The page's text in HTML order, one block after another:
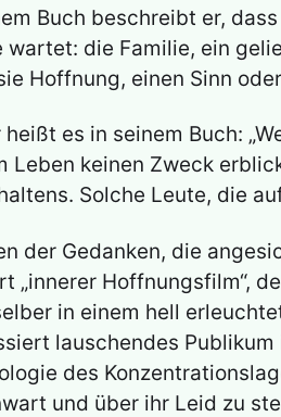
Buch beschreibt er,
wartet: die Familie, ein
Hoffnung, einen Sinn
heißt es in seinem Buch:
Leben keinen Zweck
Solche Leute, die
der Gedanken, die
„innerer Hoffnungsfilm“,
in einem hell
lauschendes
des
und über ihr Leid zu